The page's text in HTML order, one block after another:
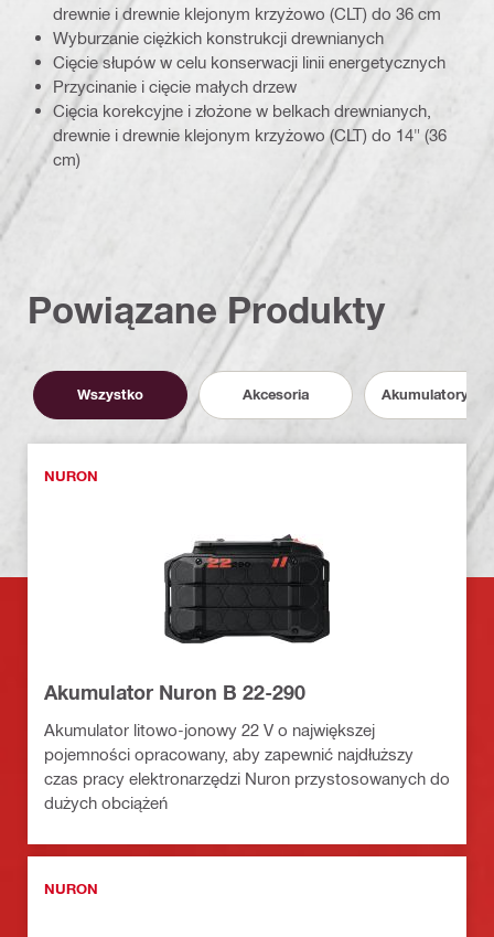
drewnie i drewnie klejonym krzyżowo (CLT) do 36 cm
Wyburzanie ciężkich konstrukcji drewnianych
Cięcie słupów w celu konserwacji linii energetycznych
Przycinanie i cięcie małych drzew
Cięcia korekcyjne i złożone w belkach drewnianych,
drewnie i drewnie klejonym krzyżowo (CLT) do 14" (36
cm)
Powiązane Produkty
Wszystko Akcesoria Akumulatory i
NURON
Akumulator Nuron B 22-290
Akumulator litowo-jonowy 22 V o największej
pojemności opracowany, aby zapewnić najdłuższy
czas pracy elektronarzędzi Nuron przystosowanych do
dużych obciążeń
NURON